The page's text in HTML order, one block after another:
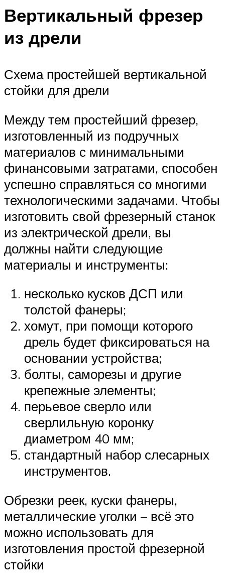
Вертикальный фрезер
из дрели
Схема простейшей вертикальной
стойки для дрели
Между тем простейший фрезер,
изготовленный из подручных
материалов с минимальными
финансовыми затратами, способен
успешно справляться со многими
технологическими задачами. Чтобы
изготовить свой фрезерный станок
из электрической дрели, вы
должны найти следующие
материалы и инструменты:
несколько кусков ДСП или
толстой фанеры;
хомут, при помощи которого
дрель будет фиксироваться на
основании устройства;
болты, саморезы и другие
крепежные элементы;
перьевое сверло или
сверлильную коронку
диаметром 40 мм;
стандартный набор слесарных
инструментов.
Обрезки реек, куски фанеры,
металлические уголки – всё это
можно использовать для
изготовления простой фрезерной
стойки